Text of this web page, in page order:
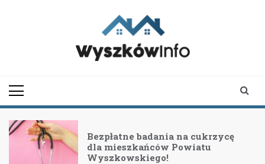
Bezpłatne badania na cukrzycę
dla mieszkańców Powiatu
Wyszkowskiego!